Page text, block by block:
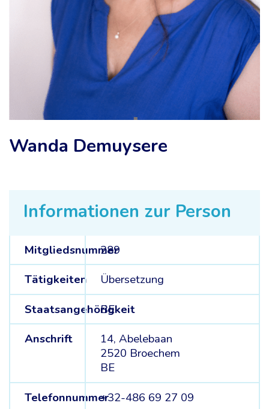
Informationen zur Person
Mitgliedsnummer
289
Tätigkeiten
Übersetzung
Staatsangehörigkeit
BE
Anschrift
14, Abelebaan
2520 Broechem
BE
Telefonnummer+32-486 69 27 09
Wanda Demuysere